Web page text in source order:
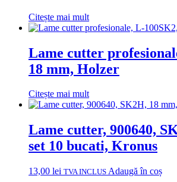
Citește mai mult
Lame cutter
18 mm, Holzer
Citește mai mult
Lame cutter, 900640,
set 10 bucati, Kronus
13,00 lei TVA INCLUS Adaugă în coș